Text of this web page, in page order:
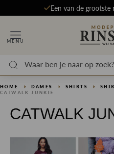
Een van de grootste
MENU
HOME DAMES SHIRTS
CATWALK JUNKIE
CATWALK